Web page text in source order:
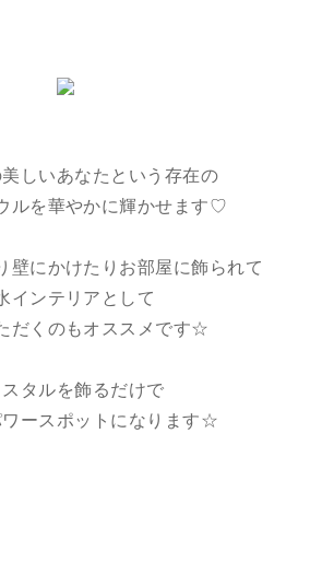
しいあなたという存在の
ルを華やかに輝かせます♡
壁にかけたりお部屋に飾られて
インテリアとして
だくのもオススメです☆
タルを飾るだけで
ースポットになります☆